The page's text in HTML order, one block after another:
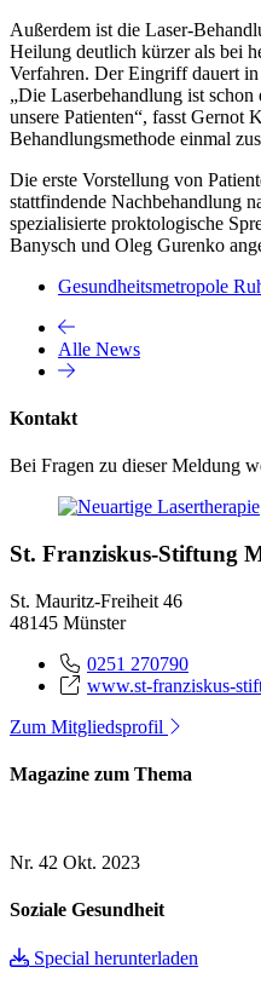
Außerdem ist die Laser-
Heilung deutlich kürzer als bei
Verfahren. Der Eingriff dauert
„Die Laserbehandlung ist
unsere Patienten“, fasst Gernot
Behandlungsmethode einmal
Die erste Vorstellung von
stattfindende Nachbehandlung
spezialisierte proktologische
Banysch und Oleg Gurenko
Gesundheitsmetropole
Alle News
Kontakt
Bei Fragen zu dieser Meldung
St. Franziskus-Stiftung
St. Mauritz-Freiheit 46
48145 Münster
0251 270790
www.st-franziskus-
Zum Mitgliedsprofil
Magazine zum Thema
Nr. 42 Okt. 2023
Soziale Gesundheit
Special herunterladen